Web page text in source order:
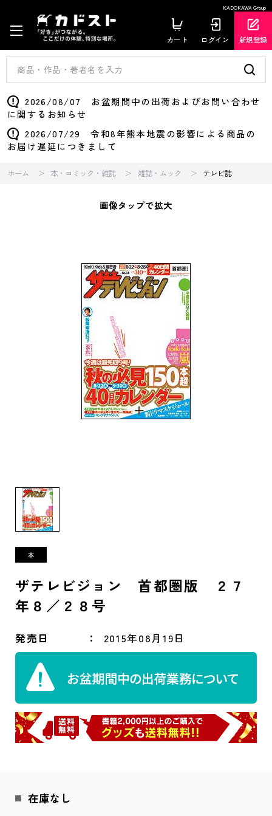
KADOKAWA Group
カート ログイン 新規登録
2026/08/07 お盆期間中の出荷およびお問い合わせ
に関するお知らせ
2026/07/29 令和8年熊本地震の影響による商品の
お届け遅延につきまして
ホーム 本・コミック・雑誌 雑誌・ムック テレビ誌
画像タップで拡大
ザテレビジョン 首都圏版 ２７
年８／２８号
発売日 2015年08月19日
在庫なし